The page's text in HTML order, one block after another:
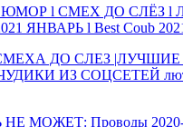
l СМЕХ ДО СЛЁЗ l
ЯНВАРЬ l Best Coub
ДО СЛЕЗ |ЛУЧШИЕ
ИЗ СОЦСЕТЕЙ
МОЖЕТ: Проводы 2020-